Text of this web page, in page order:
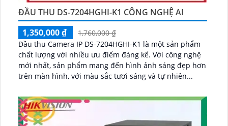
ĐẦU THU DS-7204HGHI-K1 CÔNG NGHỆ AI
1,350,000 ₫
1,760,000 ₫
Đầu thu Camera IP DS-7204HGHI-K1 là một sản phẩm
chất lượng với nhiều ưu điểm đáng kể. Với công nghệ
mới nhất, sản phẩm mang đến hình ảnh sáng đẹp hơn
trên màn hình, với màu sắc tươi sáng và tự nhiên...